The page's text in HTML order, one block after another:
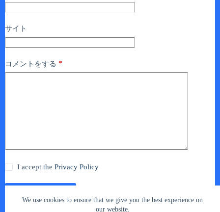
We use cookies to ensure that we give you the best experience on
our website.
サイト
コメントをする *
I accept thePrivacy Policy